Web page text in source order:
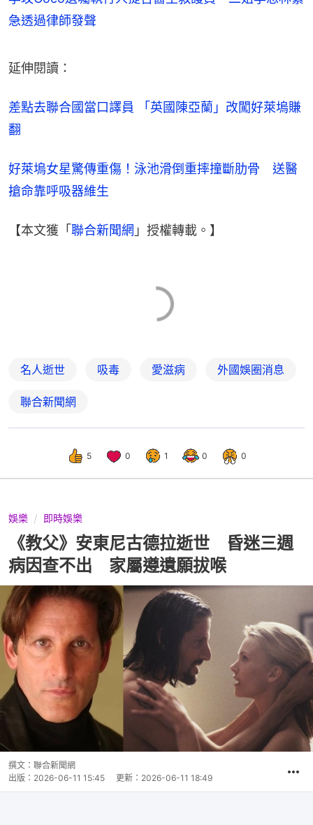
急透過律師發聲
延伸閱讀：
差點去聯合國當口譯員 「英國陳亞蘭」改闖好萊塢賺
翻
好萊塢女星驚傳重傷！泳池滑倒重摔撞斷肋骨　送醫
搶命靠呼吸器維生
【本文獲「 聯合新聞網 」授權轉載。】
名人逝世 吸毒 愛滋病 外國娛圈消息
聯合新聞網
5 0 1 0 0
娛樂 即時娛樂
《教父》安東尼古德拉逝世 昏迷三週
病因查不出 家屬遵遺願拔喉
撰文： 聯合新聞網
出版： 2026-06-11 15:45 更新： 2026-06-11 18:49